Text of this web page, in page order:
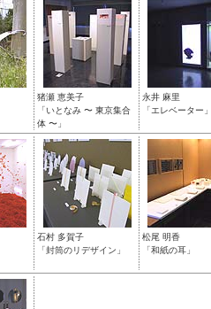
猪瀬 恵美子
「いとなみ 〜 東京集合
体 〜」
永井 麻里
「エレベーター
石村 多賀子
「封筒のリデザイン」
松尾 明香
「和紙の耳」